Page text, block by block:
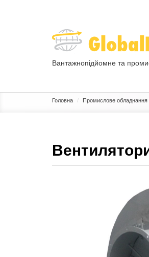
Вантажнопідйомне та
Головна Промислове обладнання